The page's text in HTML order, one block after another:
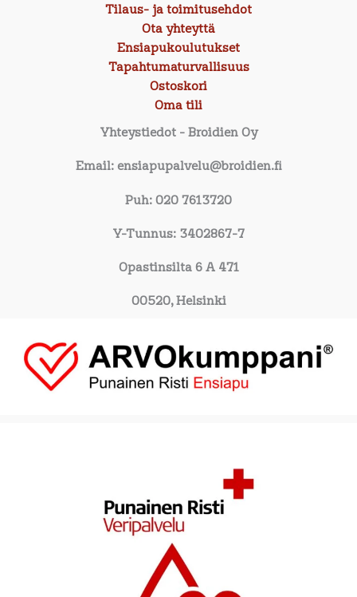
Tilaus- ja toimitusehdot
Ota yhteyttä
Ensiapukoulutukset
Tapahtumaturvallisuus
Ostoskori
Oma tili
Yhteystiedot- Broidien Oy
Email: ensiapupalvelu@broidien.fi
Puh: 020 7613720
Y-Tunnus: 3402867-7
Opastinsilta 6 A 471
00520, Helsinki